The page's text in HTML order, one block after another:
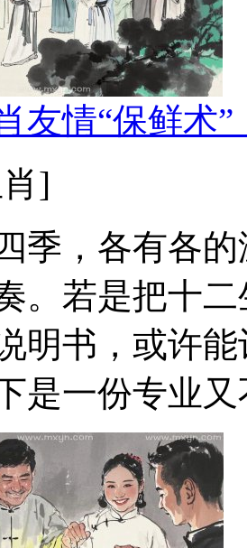
友情“保鲜术
]
季，各有各
。若是把十
明书，或许
是一份专业